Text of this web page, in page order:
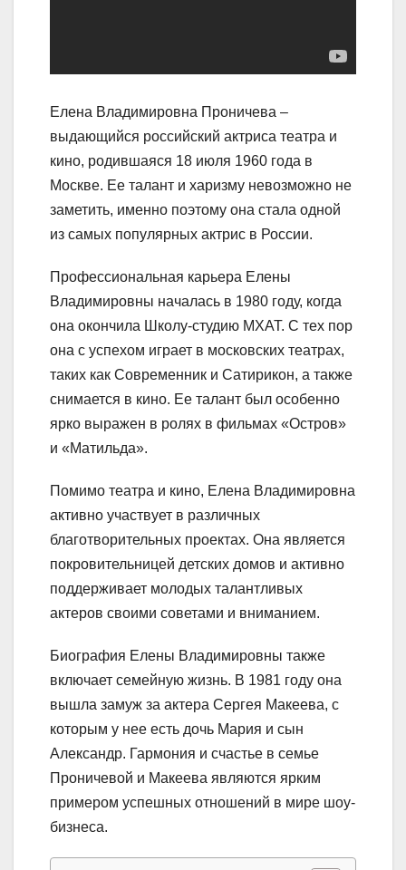
Елена Владимировна Проничева –
выдающийся российский актриса театра и
кино, родившаяся 18 июля 1960 года в
Москве. Ее талант и харизму невозможно не
заметить, именно поэтому она стала одной
из самых популярных актрис в России.
Профессиональная карьера Елены
Владимировны началась в 1980 году, когда
она окончила Школу-студию МХАТ. С тех пор
она с успехом играет в московских театрах,
таких как Современник и Сатирикон, а также
снимается в кино. Ее талант был особенно
ярко выражен в ролях в фильмах «Остров»
и «Матильда».
Помимо театра и кино, Елена Владимировна
активно участвует в различных
благотворительных проектах. Она является
покровительницей детских домов и активно
поддерживает молодых талантливых
актеров своими советами и вниманием.
Биография Елены Владимировны также
включает семейную жизнь. В 1981 году она
вышла замуж за актера Сергея Макеева, с
которым у нее есть дочь Мария и сын
Александр. Гармония и счастье в семье
Проничевой и Макеева являются ярким
примером успешных отношений в мире шоу-
бизнеса.